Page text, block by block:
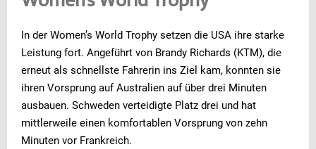
In der Women’s World Trophy setzen die USA ihre starke
Leistung fort. Angeführt von Brandy Richards (KTM), die
erneut als schnellste Fahrerin ins Ziel kam, konnten sie
ihren Vorsprung auf Australien auf über drei Minuten
ausbauen. Schweden verteidigte Platz drei und hat
mittlerweile einen komfortablen Vorsprung von zehn
Minuten vor Frankreich.